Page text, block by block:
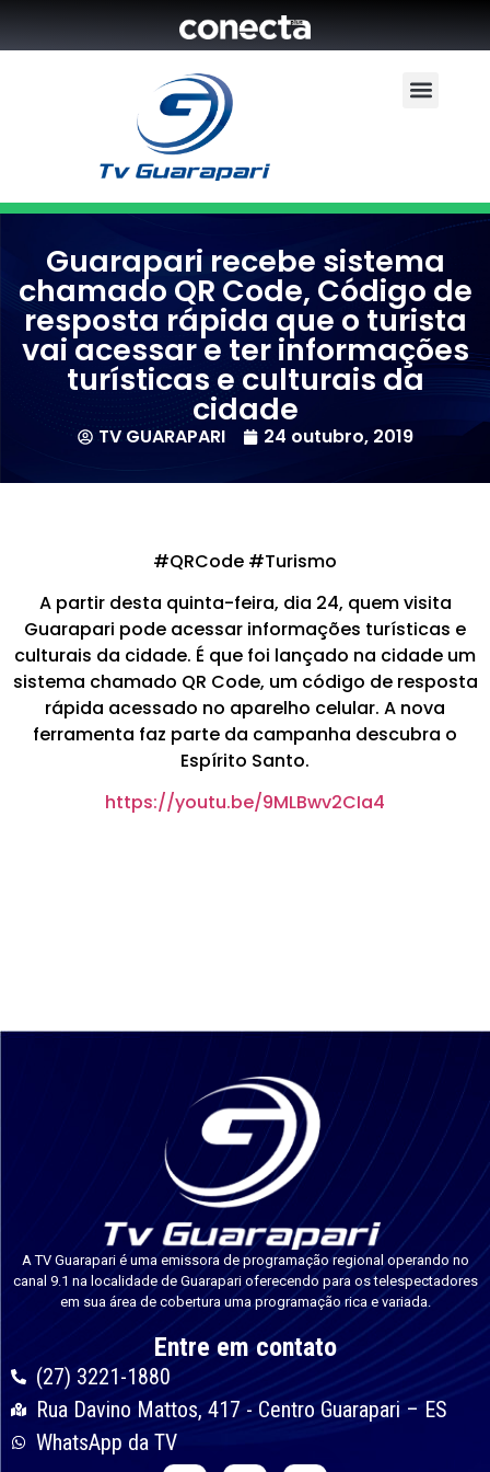
Guarapari recebe sistema
chamado QR Code, Código de
resposta rápida que o turista
vai acessar e ter informações
turísticas e culturais da
cidade
TV GUARAPARI 24 outubro, 2019
#QRCode #Turismo
A partir desta quinta-feira, dia 24, quem visita
Guarapari pode acessar informações turísticas e
culturais da cidade. É que foi lançado na cidade um
sistema chamado QR Code, um código de resposta
rápida acessado no aparelho celular. A nova
ferramenta faz parte da campanha descubra o
Espírito Santo.
https://youtu.be/9MLBwv2CIa4
A TV Guarapari é uma emissora de programação regional operando no
canal 9.1 na localidade de Guarapari oferecendo para os telespectadores
em sua área de cobertura uma programação rica e variada.
Entre em contato
(27) 3221-1880
Rua Davino Mattos, 417 - Centro Guarapari – ES
WhatsApp da TV